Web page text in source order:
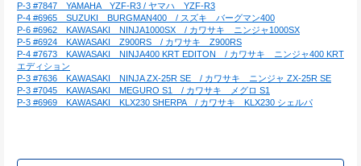
P-3 #7847　YAMAHA　YZF-R3 / ヤマハ　YZF-R3
P-4 #6965　SUZUKI　BURGMAN400　/ スズキ　バーグマン400
P-6 #6962　KAWASAKI　NINJA1000SX　/ カワサキ　ニンジャ1000SX
P-5 #6924　KAWASAKI　Z900RS　/ カワサキ　Z900RS
P-4 #7673　KAWASAKI　NINJA400 KRT EDITON　/ カワサキ　ニンジャ400 KRT
エディション
P-3 #7636　KAWASAKI　NINJA ZX-25R SE　/ カワサキ　ニンジャ ZX-25R SE
P-3 #7045　KAWASAKI　MEGURO S1　/ カワサキ　メグロ S1
P-3 #6969　KAWASAKI　KLX230 SHERPA　/ カワサキ　KLX230 シェルパ